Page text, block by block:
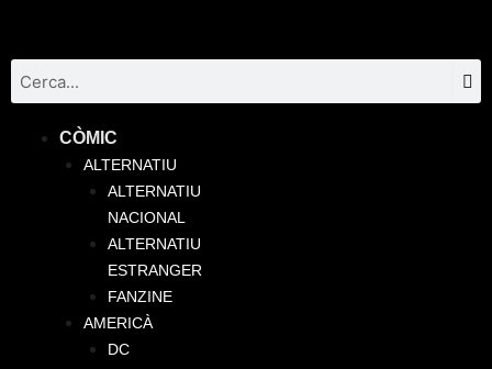
contingut
CÒMIC
ALTERNATIU
ALTERNATIU
NACIONAL
ALTERNATIU
ESTRANGER
FANZINE
AMERICÀ
DC
Menu